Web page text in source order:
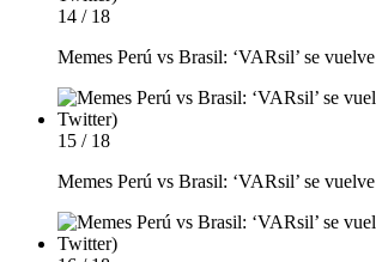
14 / 18
Memes Perú vs Brasil: ‘VARsil’ se
15 / 18
Memes Perú vs Brasil: ‘VARsil’ se